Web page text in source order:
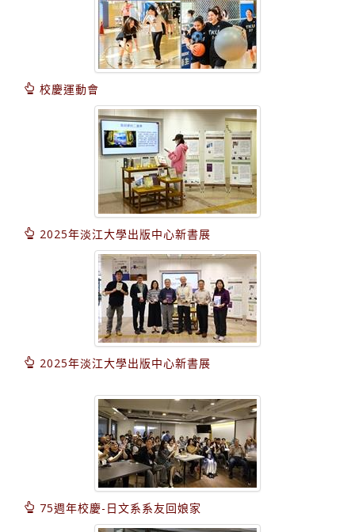
校慶運動會
2025年淡江大學出版中心新書展
2025年淡江大學出版中心新書展
75週年校慶-日文系系友回娘家